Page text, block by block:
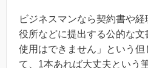
ビジネスマンなら契約書や経
役所などに提出する公的な
使用はできません」という
て、1本あれば大丈夫という